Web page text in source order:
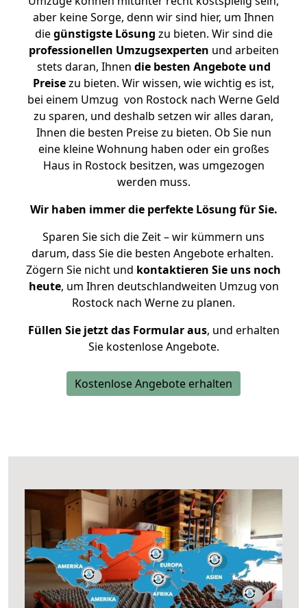
aber keine Sorge, denn wir sind hier, um Ihnen
diegünstigste Lösung zu bieten. Wir sind die
professionellen Umzugsexperten und arbeiten
stets daran, Ihnen die besten Angebote und
Preisezu bieten. Wir wissen, wie wichtig es ist,
bei einem Umzug von Rostock nach Werne Geld
zu sparen, und deshalb setzen wir alles daran,
Ihnen die besten Preise zu bieten. Ob Sie nun
eine kleine Wohnung haben oder ein großes
Haus in Rostock besitzen, was umgezogen
werden muss.
Wir haben immer die perfekte Lösung für Sie.
Sparen Sie sich die Zeit – wir kümmern uns
darum, dass Sie die besten Angebote erhalten.
Zögern Sie nicht und kontaktieren Sie uns noch
heute, um Ihren deutschlandweiten Umzug von
Rostock nach Werne zu planen.
Füllen Sie jetzt das Formular aus, und erhalten
Sie kostenlose Angebote.
Kostenlose Angebote erhalten